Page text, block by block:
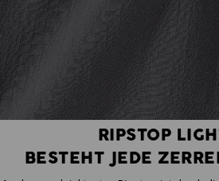
RIPSTOP
BESTEHT JEDE